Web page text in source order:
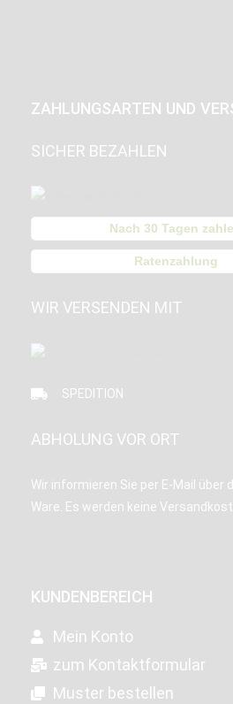
ZAHLUNGSARTEN UND
SICHER BEZAHLEN
Nach 30 Tagen
Ratenzahlung
WIR VERSENDEN MIT
SPEDITION
ABHOLUNG VOR ORT
Wir informieren Sie per E-Mail über
Ware. Es werden keine
KUNDENBEREICH
Mein Konto
zum Kontaktformular
Muster bestellen